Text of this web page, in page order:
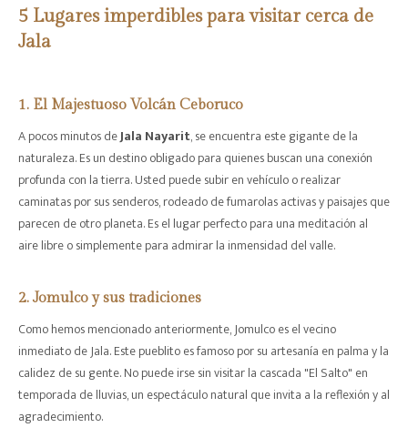
5 Lugares imperdibles para visitar cerca de
Jala
1. El Majestuoso Volcán Ceboruco
A pocos minutos deJala Nayarit, se encuentra este gigante de la
naturaleza. Es un destino obligado para quienes buscan una conexión
profunda con la tierra. Usted puede subir en vehículo o realizar
caminatas por sus senderos, rodeado de fumarolas activas y paisajes que
parecen de otro planeta. Es el lugar perfecto para una meditación al
aire libre o simplemente para admirar la inmensidad del valle.
2. Jomulco y sus tradiciones
Como hemos mencionado anteriormente, Jomulco es el vecino
inmediato de Jala. Este pueblito es famoso por su artesanía en palma y la
calidez de su gente. No puede irse sin visitar la cascada "El Salto" en
temporada de lluvias, un espectáculo natural que invita a la reflexión y al
agradecimiento.